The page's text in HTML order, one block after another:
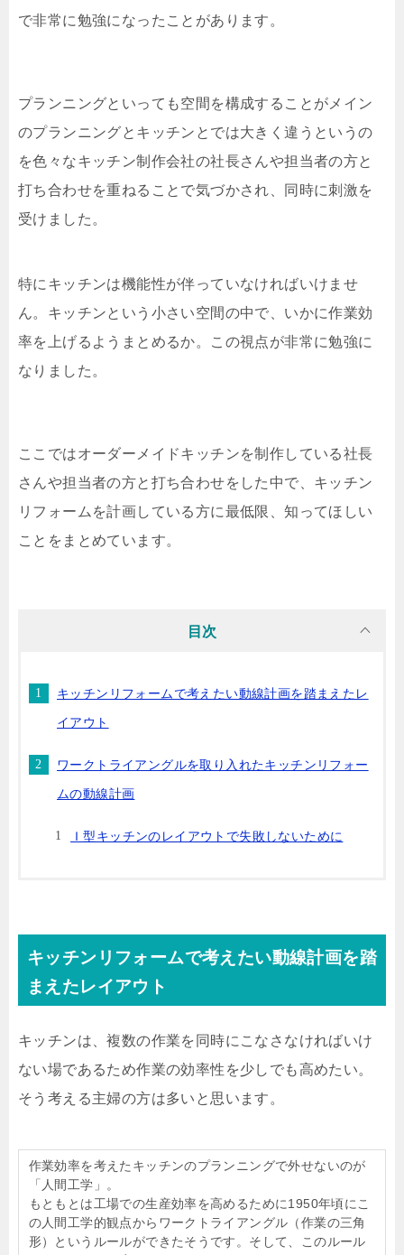
で非常に勉強になったことがあります。
プランニングといっても空間を構成することがメイン
のプランニングとキッチンとでは大きく違うというの
を色々なキッチン制作会社の社長さんや担当者の方と
打ち合わせを重ねることで気づかされ、同時に刺激を
受けました。
特にキッチンは機能性が伴っていなければいけませ
ん。キッチンという小さい空間の中で、いかに作業効
率を上げるようまとめるか。この視点が非常に勉強に
なりました。
ここではオーダーメイドキッチンを制作している社長
さんや担当者の方と打ち合わせをした中で、キッチン
リフォームを計画している方に最低限、知ってほしい
ことをまとめています。
目次
キッチンリフォームで考えたい動線計画を踏まえたレ
イアウト
ワークトライアングルを取り入れたキッチンリフォー
ムの動線計画
Ｉ型キッチンのレイアウトで失敗しないために
キッチンリフォームで考えたい動線計画を踏
まえたレイアウト
キッチンは、複数の作業を同時にこなさなければいけ
ない場であるため作業の効率性を少しでも高めたい。
そう考える主婦の方は多いと思います。
作業効率を考えたキッチンのプランニングで外せないのが
「人間工学」。
もともとは工場での生産効率を高めるために1950年頃にこ
の人間工学的観点からワークトライアングル（作業の三角
形）というルールができたそうです。そして、このルール